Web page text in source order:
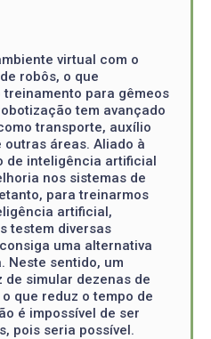
virtual com o
robôs, o que
para gêmeos
tem avançado
transporte, auxílio
áreas. Aliado à
de inteligência artificial
nos sistemas de
para treinarmos
artificial,
testem diversas
uma alternativa
Neste sentido, um
simular dezenas de
que reduz o tempo de
é impossível de ser
pois seria possível.